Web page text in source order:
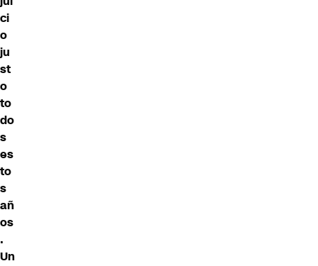
ci
o
ju
st
o
to
do
s
es
to
s
añ
os
.
Un